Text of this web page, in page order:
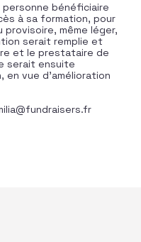
personne bénéficiaire
à sa formation, pour
provisoire, même léger,
serait remplie et
et le prestataire de
serait ensuite
vue d’amélioration
une équipe de